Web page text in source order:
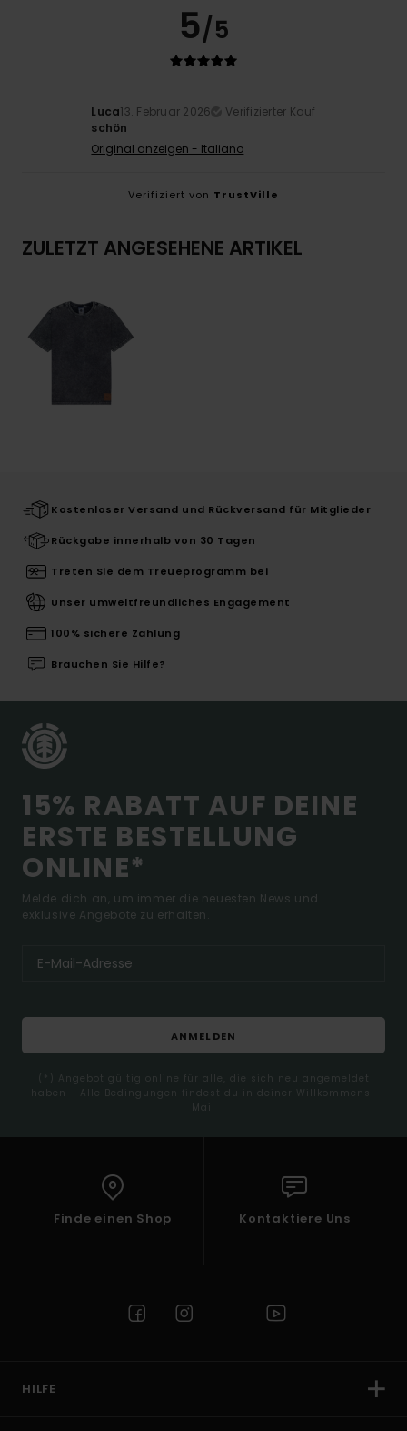
5/5
Luca13. Februar 2026
Verifizierter Kauf
schön
Original anzeigen - Italiano
Verifiziert von TrustVille
ZULETZT ANGESEHENE ARTIKEL
Kostenloser Versand und Rückversand für Mitglieder
Rückgabe innerhalb von 30 Tagen
Treten Sie dem Treueprogramm bei
Unser umweltfreundliches Engagement
100% sichere Zahlung
Brauchen Sie Hilfe?
15% RABATT AUF DEINE
ERSTE BESTELLUNG
ONLINE*
Melde dich an, um immer die neuesten News und
exklusive Angebote zu erhalten.
ANMELDEN
(*) Angebot gültig online für alle, die sich neu angemeldet
haben - Alle Bedingungen findest du in deiner Willkommens-
Mail
Finde einen Shop Kontaktiere Uns
HILFE